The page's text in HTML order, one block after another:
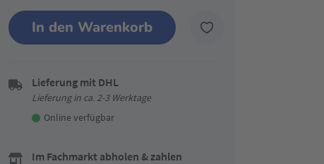
In den Warenkorb
Lieferung mit DHL
Lieferung in ca. 2-3 Werktage
Online verfügbar
Im Fachmarkt abholen & zahlen